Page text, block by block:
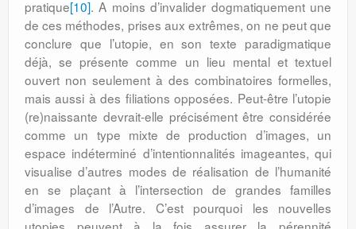
pratique[10]. A moins d’invalider dogmatiquement une
de ces méthodes, prises aux extrêmes, on ne peut que
conclure que l’utopie, en son texte paradigmatique
déjà, se présente comme un lieu mental et textuel
ouvert non seulement à des combinatoires formelles,
mais aussi à des filiations opposées. Peut-être l’utopie
(re)naissante devrait-elle précisément être considérée
comme un type mixte de production d’images, un
espace indéterminé d’intentionnalités imageantes, qui
visualise d’autres modes de réalisation de l’humanité
en se plaçant à l’intersection de grandes familles
d’images de l’Autre. C’est pourquoi les nouvelles